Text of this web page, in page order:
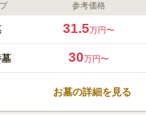
集部のコメント
市街を一望できる立地です。 陽当た
のでコンパクト管理がしやすく、女
りができます。 各区画の近くまで車
りができるのも魅力のひとつです。
誰からも評価されていません。
参考価格
31.5万円〜
30万円〜
お墓の詳細を見る